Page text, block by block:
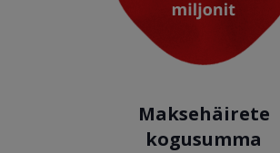
Maksehäirete
kogusumma